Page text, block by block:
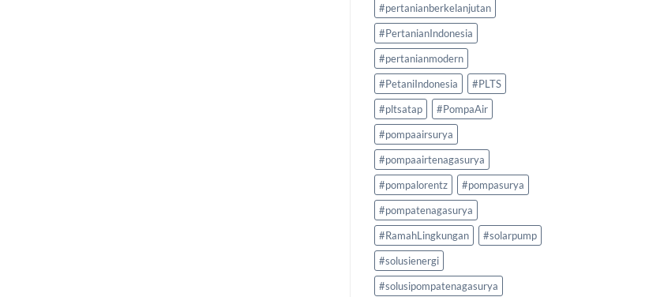
#pertanianberkelanjutan
#PertanianIndonesia
#pertanianmodern
#PetaniIndonesia
#PLTS
#pltsatap
#PompaAir
#pompaairsurya
#pompaairtenagasurya
#pompalorentz
#pompasurya
#pompatenagasurya
#RamahLingkungan
#solarpump
#solusienergi
#solusipompatenagasurya